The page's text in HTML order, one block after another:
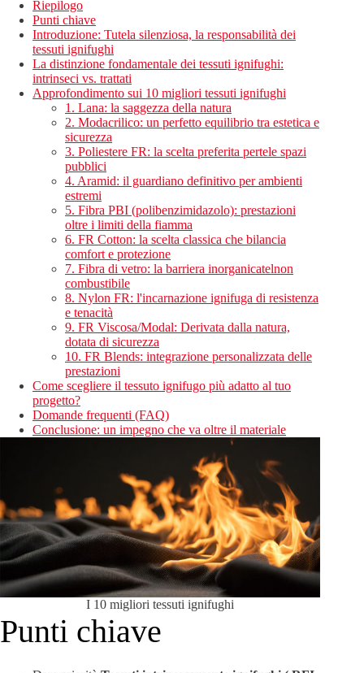
Riepilogo
Punti chiave
Introduzione: Tutela silenziosa, la responsabilità dei
tessuti ignifughi
La distinzione fondamentale dei tessuti ignifughi:
intrinseci vs. trattati
Approfondimento sui 10 migliori tessuti ignifughi
1. Lana: la saggezza della natura
2. Modacrilico: un perfetto equilibrio tra estetica e
sicurezza
3. Poliestere FR: la scelta preferita pertele spazi
pubblici
4. Aramid: il guardiano definitivo per ambienti
estremi
5. Fibra PBI (polibenzimidazolo): prestazioni
oltre i limiti della fiamma
6. FR Cotton: la scelta classica che bilancia
comfort e protezione
7. Fibra di vetro: la barriera inorganicatelnon
combustibile
8. Nylon FR: l'incarnazione ignifuga di resistenza
e tenacità
9. FR Viscosa/Modal: Derivata dalla natura,
dotata di sicurezza
10. FR Blends: integrazione personalizzata delle
prestazioni
Come scegliere il tessuto ignifugo più adatto al tuo
progetto?
Domande frequenti (FAQ)
Conclusione: un impegno che va oltre il materiale
I 10 migliori tessuti ignifughi
Punti chiave